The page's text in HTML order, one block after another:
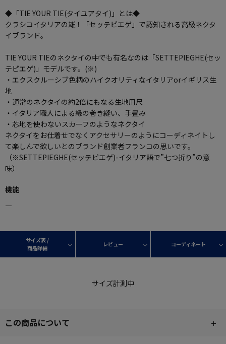
◆「TIE YOUR TIE(タイユアタイ)」とは◆
クラシコイタリアの雄！「セッテピエゲ」で認知される高級ネクタ
イブランド。
TIE YOUR TIEのネクタイの中でも有名なのは「SETTEPIEGHE(セッ
テピエゲ)」モデルです。(※)
・エクスクルーシブ色柄のハイクオリティなイタリアorイギリス生
地
・通常のネクタイの約2倍にもなる生地用尺
・イタリア職人による縁の巻き縫い、手畳み
・芯地を使わないスカーフのようなネクタイ
ネクタイをお仕着せでなくアクセサリーのようにコーディネイトし
て楽しんで欲しいとのブランド創業者フランコの思いです。
（※SETTEPIEGHE(セッテピエゲ)-イタリア語で”七つ折り”の意
味）
機能
―
サイズ表 /
商品詳細
レビュー コーディネート
サイズ計測中
この商品について